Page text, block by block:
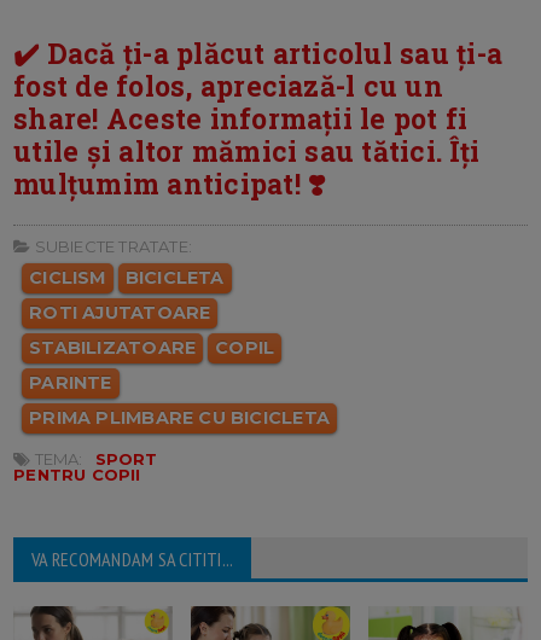
✔️ Dacă ți-a plăcut articolul sau ți-a
fost de folos, apreciază-l cu un
share! Aceste informații le pot fi
utile și altor mămici sau tătici. Îți
mulțumim anticipat! ❣️
SUBIECTE TRATATE:
CICLISM
BICICLETA
ROTI AJUTATOARE
STABILIZATOARE
COPIL
PARINTE
PRIMA PLIMBARE CU BICICLETA
TEMA:
SPORT
PENTRU COPII
VA RECOMANDAM SA CITITI...